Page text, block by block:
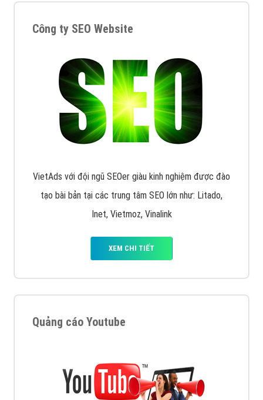
Công ty SEO Website
VietAds với đội ngũ SEOer giàu kinh nghiệm được đào
tạo bài bản tại các trung tâm SEO lớn như: Litado,
Inet, Vietmoz, Vinalink
XEM CHI TIẾT
Quảng cáo Youtube